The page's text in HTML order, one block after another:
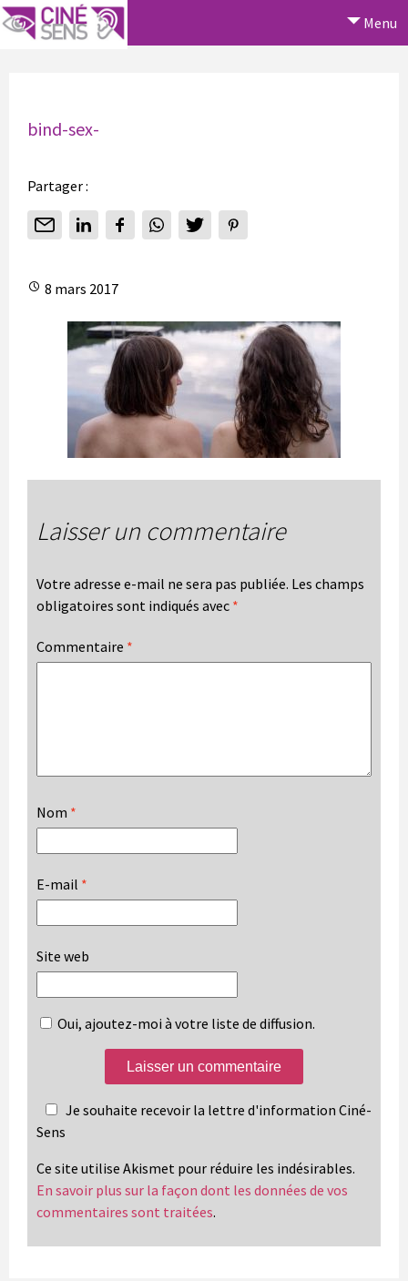
Menu
bind-sex-
Partager :
8 mars 2017
Laisser un commentaire
Votre adresse e-mail ne sera pas publiée. Les champs
obligatoires sont indiqués avec *
Commentaire *
Nom *
E-mail *
Site web
Oui, ajoutez-moi à votre liste de diffusion.
Je souhaite recevoir la lettre d'information Ciné-
Sens
Ce site utilise Akismet pour réduire les indésirables.
En savoir plus sur la façon dont les données de vos
commentaires sont traitées.